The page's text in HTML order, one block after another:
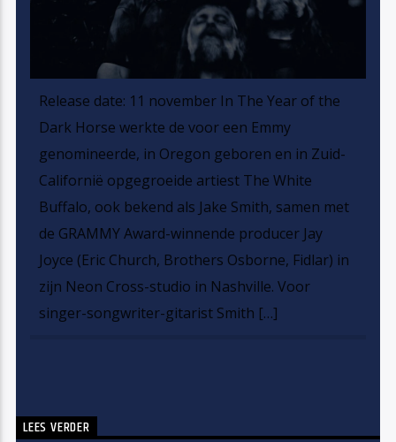
Release date: 11 november In The Year of the
Dark Horse werkte de voor een Emmy
genomineerde, in Oregon geboren en in Zuid-
Californië opgegroeide artiest The White
Buffalo, ook bekend als Jake Smith, samen met
de GRAMMY Award-winnende producer Jay
Joyce (Eric Church, Brothers Osborne, Fidlar) in
zijn Neon Cross-studio in Nashville. Voor
singer-songwriter-gitarist Smith […]
LEES VERDER